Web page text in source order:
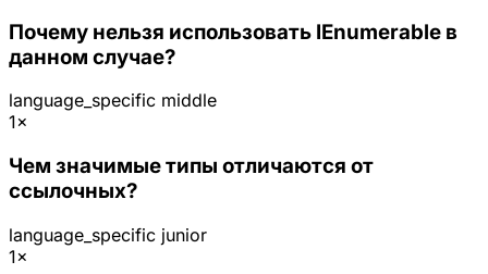
Почему нельзя использовать IEnumerable в
данном случае?
language_specific middle
1×
Чем значимые типы отличаются от
ссылочных?
language_specific junior
1×